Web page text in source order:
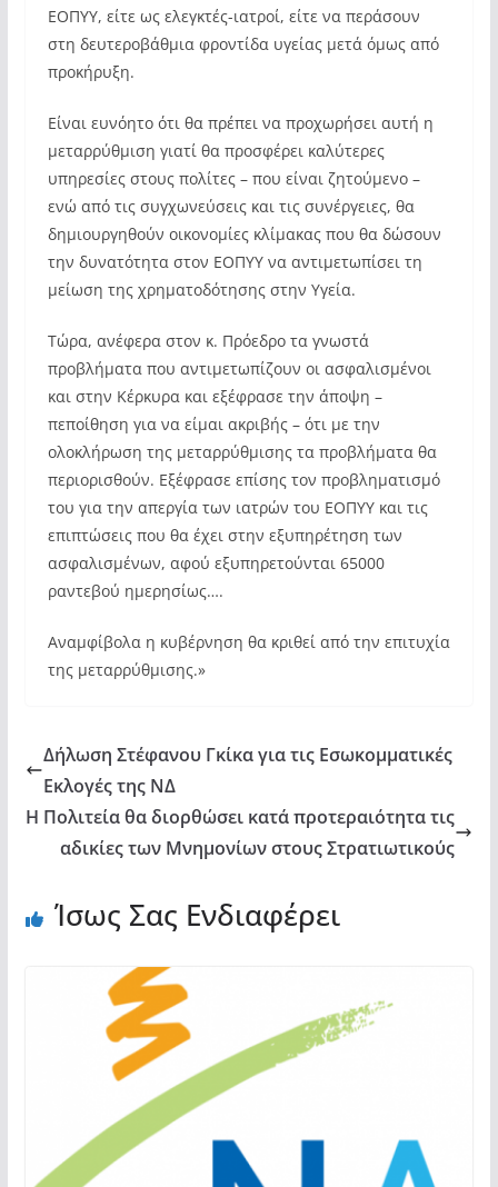
ΕΟΠΥΥ, είτε ως ελεγκτές-ιατροί, είτε να περάσουν
στη δευτεροβάθμια φροντίδα υγείας μετά όμως από
προκήρυξη.
Είναι ευνόητο ότι θα πρέπει να προχωρήσει αυτή η
μεταρρύθμιση γιατί θα προσφέρει καλύτερες
υπηρεσίες στους πολίτες – που είναι ζητούμενο –
ενώ από τις συγχωνεύσεις και τις συνέργειες, θα
δημιουργηθούν οικονομίες κλίμακας που θα δώσουν
την δυνατότητα στον ΕΟΠΥΥ να αντιμετωπίσει τη
μείωση της χρηματοδότησης στην Υγεία.
Τώρα, ανέφερα στον κ. Πρόεδρο τα γνωστά
προβλήματα που αντιμετωπίζουν οι ασφαλισμένοι
και στην Κέρκυρα και εξέφρασε την άποψη –
πεποίθηση για να είμαι ακριβής – ότι με την
ολοκλήρωση της μεταρρύθμισης τα προβλήματα θα
περιορισθούν. Εξέφρασε επίσης τον προβληματισμό
του για την απεργία των ιατρών του ΕΟΠΥΥ και τις
επιπτώσεις που θα έχει στην εξυπηρέτηση των
ασφαλισμένων, αφού εξυπηρετούνται 65000
ραντεβού ημερησίως….
Αναμφίβολα η κυβέρνηση θα κριθεί από την επιτυχία
της μεταρρύθμισης.»
Δήλωση Στέφανου Γκίκα για τις Εσωκομματικές
Εκλογές της ΝΔ
Η Πολιτεία θα διορθώσει κατά προτεραιότητα τις
αδικίες των Μνημονίων στους Στρατιωτικούς
Ίσως Σας Ενδιαφέρει